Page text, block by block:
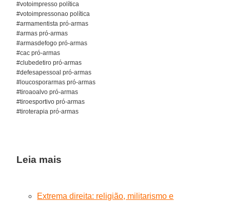
#votoimpresso política
#votoimpressonao política
#armamentista pró-armas
#armas pró-armas
#armasdefogo pró-armas
#cac pró-armas
#clubedetiro pró-armas
#defesapessoal pró-armas
#loucosporarmas pró-armas
#tiroaoalvo pró-armas
#tiroesportivo pró-armas
#tiroterapia pró-armas
Leia mais
Extrema direita: religião, militarismo e